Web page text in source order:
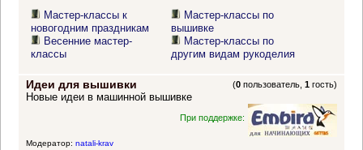
Мастер-классы к
новогодним праздникам
Весенние мастер-
классы
Мастер-классы по
вышивке
Мастер-классы по
другим видам рукоделия
Идеи для вышивки (0 пользователь,1 гость)
Новые идеи в машинной вышивке
При поддержке:
Модератор: natali-krav